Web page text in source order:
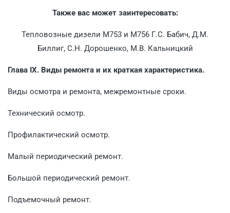
Также вас может заинтересовать:
Тепловозные дизели М753 и М756 Г.С. Бабич, Д.М.
Биллиг, С.Н. Дорошенко, М.В. Кальницкий
Глава IX. Виды ремонта и их краткая характеристика.
Виды осмотра и ремонта, межремонтные сроки.
Технический осмотр.
Профилактический осмотр.
Малый периодический ремонт.
Большой периодический ремонт.
Подъемочный ремонт.